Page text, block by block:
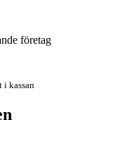
företag
i kassan